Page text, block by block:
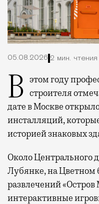
05.08.2026 2 мин. чтения
В этом году профессиональный праздник День строителя
дате в Москве
инсталляций,
историей знаковых
Около Центрального
Лубянке, на Цветном
развлечений
интерактивные